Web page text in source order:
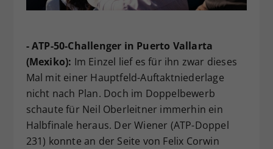
- ATP-50-Challenger in Puerto Vallarta
(Mexiko): Im Einzel lief es für ihn zwar dieses
Mal mit einer Hauptfeld-Auftaktniederlage
nicht nach Plan. Doch im Doppelbewerb
schaute für Neil Oberleitner immerhin ein
Halbfinale heraus. Der Wiener (ATP-Doppel
231) konnte an der Seite von Felix Corwin